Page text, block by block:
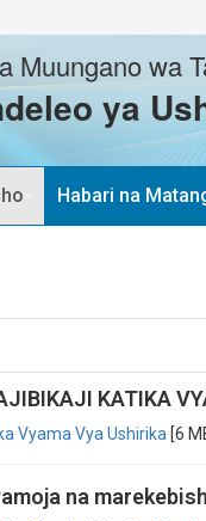
Muungano wa
ya
Habari na
KATIKA
Vyama Vya Ushirika [6
na